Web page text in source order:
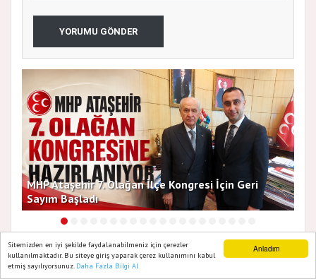
Anladım
Sitemizden en iyi şekilde faydalanabilmeniz için çerezler
kullanılmaktadır. Bu siteye giriş yaparak çerez kullanımını kabul
etmiş sayılıyorsunuz. Daha Fazla Bilgi Al
YORUMU GÖNDER
Başkan Vekilleri Kent Lokantası'nda Vatandaşlarla
Bir Araya Geldi
Benzer Haberler
Ana Sayfa Web TV